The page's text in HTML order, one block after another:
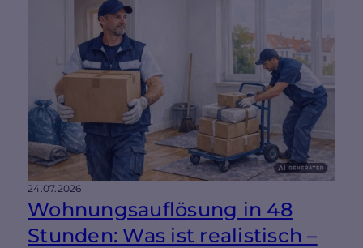
24.07.2026
Wohnungsauflösung in 48
Stunden: Was ist realistisch –